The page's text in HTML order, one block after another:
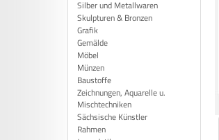
Silber und Metallwaren
Skulpturen & Bronzen
Grafik
Gemälde
Möbel
Münzen
Baustoffe
Zeichnungen, Aquarelle u.
Mischtechniken
Sächsische Künstler
Rahmen